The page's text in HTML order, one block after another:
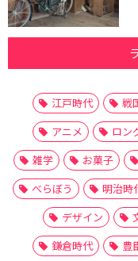
江戸時代 戦
アニメ
ロン
雑学
お菓子
べらぼう
明治時
デザイン
鎌倉時代
豊